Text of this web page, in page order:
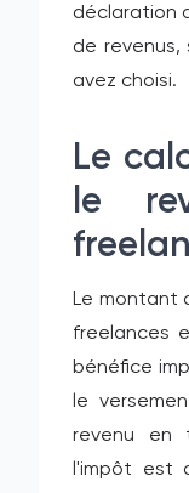
déclaration
de revenus,
avez choisi.
Le
le
Le montant
freelances
bénéfice
le
revenu en
l'impôt est